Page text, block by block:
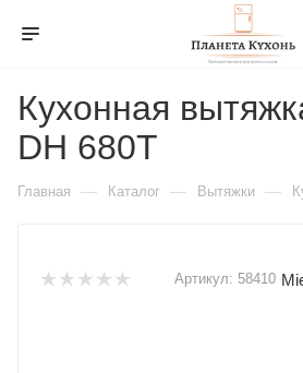
Кухонная
DH 680T
Главная — Каталог — Вытяжки —
Артикул: 58410